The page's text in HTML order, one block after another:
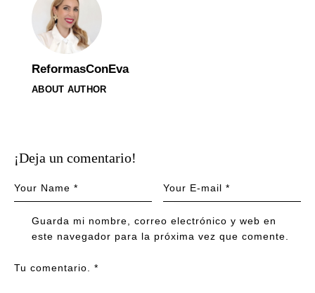
ReformasConEva
ABOUT AUTHOR
¡Deja un comentario!
Guarda mi nombre, correo electrónico y web en
este navegador para la próxima vez que comente.